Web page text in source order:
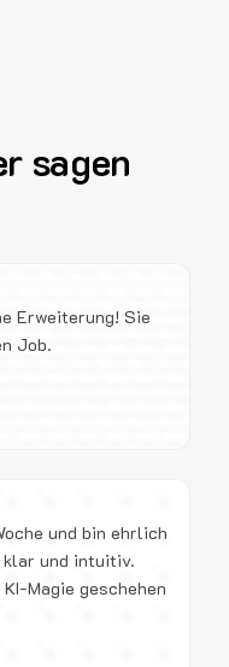
sagen
Erweiterung! Sie
Job.
und bin ehrlich
und intuitiv.
Magie geschehen